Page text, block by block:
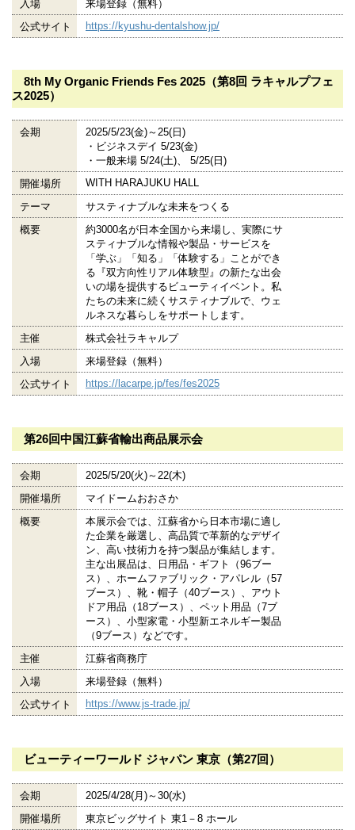
入場
来場登録（無料）
公式サイト
https://kyushu-dentalshow.jp/
8th My Organic Friends Fes 2025（第8回 ラキャルプフェ
ス2025）
会期
2025/5/23(金)～25(日)
・ビジネスデイ 5/23(金)
・一般来場 5/24(土)、 5/25(日)
開催場所
WITH HARAJUKU HALL
テーマ
サスティナブルな未来をつくる
概要
約3000名が日本全国から来場し、実際にサ
スティナブルな情報や製品・サービスを
「学ぶ」「知る」「体験する」ことができ
る『双方向性リアル体験型』の新たな出会
いの場を提供するビューティイベント。私
たちの未来に続くサスティナブルで、ウェ
ルネスな暮らしをサポートします。
主催
株式会社ラキャルプ
入場
来場登録（無料）
公式サイト
https://lacarpe.jp/fes/fes2025
第26回中国江蘇省輸出商品展示会
会期
2025/5/20(火)～22(木)
開催場所
マイドームおおさか
概要
本展示会では、江蘇省から日本市場に適し
た企業を厳選し、高品質で革新的なデザイ
ン、高い技術力を持つ製品が集結します。
主な出展品は、日用品・ギフト（96ブー
ス）、ホームファブリック・アパレル（57
ブース）、靴・帽子（40ブース）、アウト
ドア用品（18ブース）、ペット用品（7ブ
ース）、小型家電・小型新エネルギー製品
（9ブース）などです。
主催
江蘇省商務庁
入場
来場登録（無料）
公式サイト
https://www.js-trade.jp/
ビューティーワールド ジャパン 東京（第27回）
会期
2025/4/28(月)～30(水)
開催場所
東京ビッグサイト 東1－8 ホール